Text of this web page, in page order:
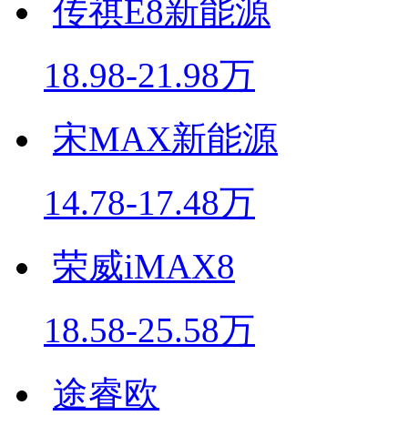
传祺E8新能源
18.98-21.98万
宋MAX新能源
14.78-17.48万
荣威iMAX8
18.58-25.58万
途睿欧